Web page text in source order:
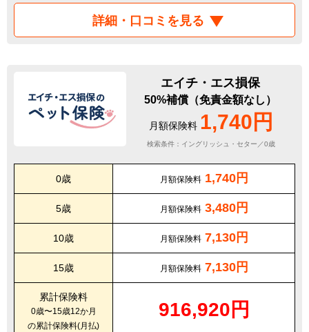
詳細・口コミを見る
エイチ・エス損保
50%補償（免責金額なし）
月額保険料 1,740円
検索条件：イングリッシュ・セター／0歳
0歳 月額保険料 1,740円
5歳 月額保険料 3,480円
10歳 月額保険料 7,130円
15歳 月額保険料 7,130円
累計保険料
0歳〜15歳12か月
の累計保険料(月払)
916,920円